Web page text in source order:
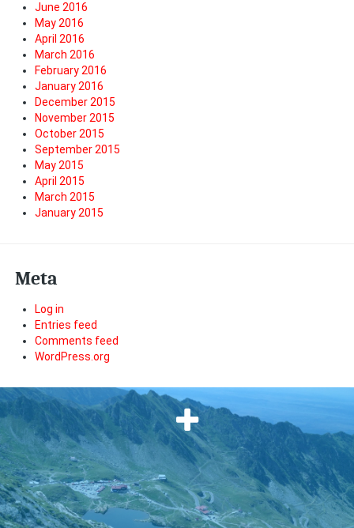
June 2016
May 2016
April 2016
March 2016
February 2016
January 2016
December 2015
November 2015
October 2015
September 2015
May 2015
April 2015
March 2015
January 2015
Meta
Log in
Entries feed
Comments feed
WordPress.org